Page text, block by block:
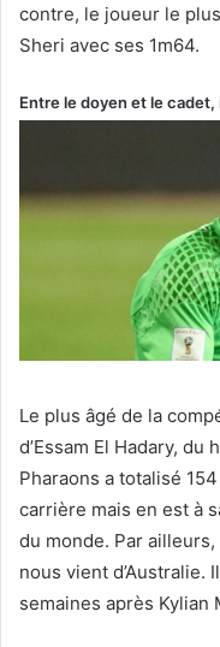
contre, le joueur le
Sheri avec ses 1m64.
Entre le doyen et le
Le plus âgé de la
d’Essam El Hadary,
Pharaons a totalisé
carrière mais en est à
du monde. Par
nous vient d’Australie.
semaines après Kylian